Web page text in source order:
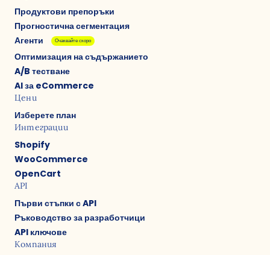
Продуктови препоръки
Прогностична сегментация
Агенти
Очаквайте скоро
Оптимизация на съдържанието
A/B тестване
AI за eCommerce
Цени
Изберете план
Интеграции
Shopify
WooCommerce
OpenCart
API
Първи стъпки с API
Ръководство за разработчици
API ключове
Компания